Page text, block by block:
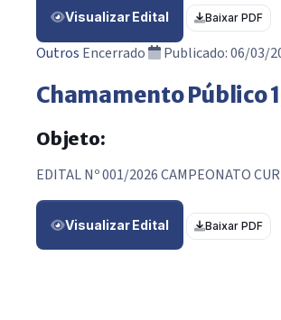
Visualizar Edital Baixar PDF
Outros Encerrado Publicado: 06/03/
Chamamento Público
Objeto:
EDITAL Nº 001/2026 CAMPEONATO
Visualizar Edital Baixar PDF